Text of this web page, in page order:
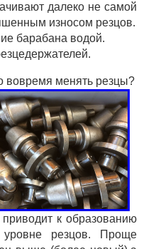
далеко не самой
износом резцов.
барабана водой.
вовремя менять резцы?
к образованию
резцов. Проще